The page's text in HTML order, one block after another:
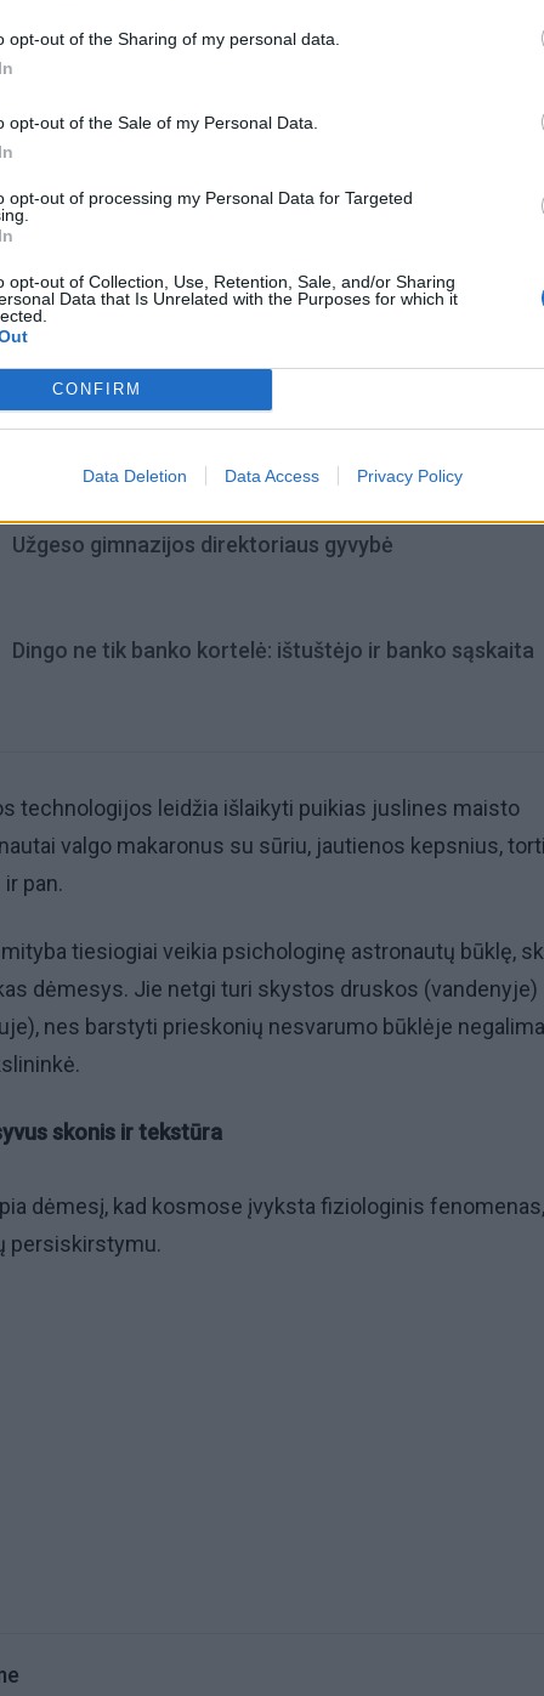
opt-out of the Sharing of my personal data.
opt-out of the Sale of my Personal Data.
opt-out of processing my Personal Data for Targeted
opt-out of Collection, Use, Retention, Sale, and/or Sharing
Data that Is Unrelated with the Purposes for which it
CONFIRM
Data Deletion Data Access Privacy Policy
Užgeso gimnazijos direktoriaus gyvybė
Dingo ne tik banko kortelė: ištuštėjo ir banko sąskaita
technologijos leidžia išlaikyti puikias juslines maisto
valgo makaronus su sūriu, jautienos kepsnius,
pan.
tiesiogiai veikia psichologinę astronautų būklę,
dėmesys. Jie netgi turi skystos druskos (vandenyje)
nes barstyti prieskonių nesvarumo būklėje
skonis ir tekstūra
dėmesį, kad kosmose įvyksta fiziologinis fenomenas,
persiskirstymu.